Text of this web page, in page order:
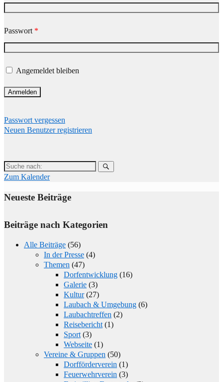
Passwort *
Angemeldet bleiben
Passwort vergessen
Neuen Benutzer registrieren
Suche
nach:
Zum Kalender
Neueste Beiträge
Beiträge nach Kategorien
Alle Beiträge (56)
In der Presse (4)
Themen (47)
Dorfentwicklung (16)
Galerie (3)
Kultur(27)
Laubach & Umgebung (6)
Laubachtreffen (2)
Reisebericht (1)
Sport (3)
Webseite (1)
Vereine & Gruppen (50)
Dorfförderverein (1)
Feuerwehrverein (3)